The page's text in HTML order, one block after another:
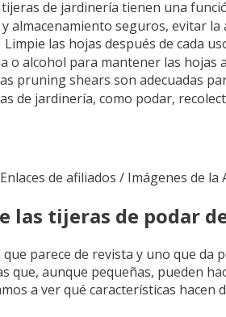
tijeras de jardinería tienen una
seguros, evitar la
Limpie las hojas después de cada
o alcohol para mantener las hojas
pruning shears son adecuadas
de jardinería, como podar,
de afiliados / Imágenes de la
las tijeras de podar
parece de revista y uno que da
que, aunque pequeñas, pueden
a ver qué características